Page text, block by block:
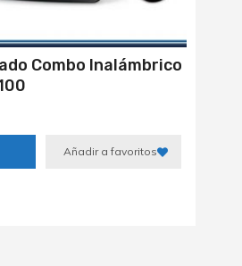
Combo Inalámbrico
Añadir a favoritos